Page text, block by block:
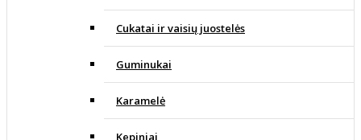
Cukatai ir vaisių juostelės
Guminukai
Karamelė
Kepiniai